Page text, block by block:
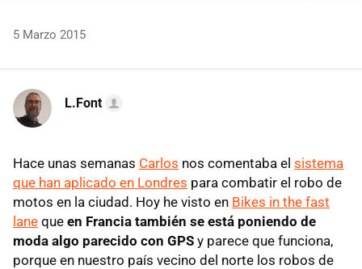
5 Marzo 2015
L.Font
Hace unas semanas Carlos nos comentaba el sistema
que han aplicado en Londres para combatir el robo de
motos en la ciudad. Hoy he visto en Bikes in the fast
lane que en Francia también se está poniendo de
moda algo parecido con GPS y parece que funciona,
porque en nuestro país vecino del norte los robos de